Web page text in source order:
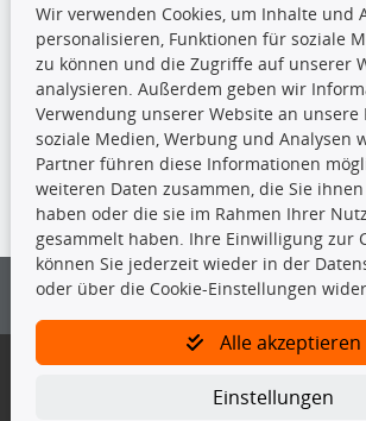
TecDoc Inside
Die hier angezeigten Daten insbesondere die
nicht kopiert werden.
Es ist zu unterlassen, die Daten oder die gesamte
vorherige Zustimmung von TecDoc zu
und/oder diese Handlungen durch Dritte ausführen zu
Bitte prüfen Sie, ob das über unseren Onlineshop
Gegebenenfalls sind ergänzende Informationen
Wir verwenden Cookies, um Inhalte und
personalisieren, Funktionen für soziale
zu können und die Zugriffe auf unserer
analysieren. Außerdem geben wir
Verwendung unserer Website an
soziale Medien, Werbung und Analysen
Partner führen diese Informationen
weiteren Daten zusammen, die Sie
haben oder die sie im Rahmen Ihrer
gesammelt haben. Ihre Einwilligung zur
können Sie jederzeit wieder in der
oder über die Cookie-Einstellungen
Alle akzeptieren
Einstellungen